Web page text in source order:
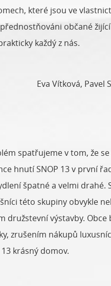
které jsou ve
občané
každý z nás.
Eva Vítková, Pavel
spatřujeme v tom, že
hnutí SNOP 13 v první
špatné a velmi
této skupiny obvykle
výstavby.
zrušením nákupů
krásný domov.